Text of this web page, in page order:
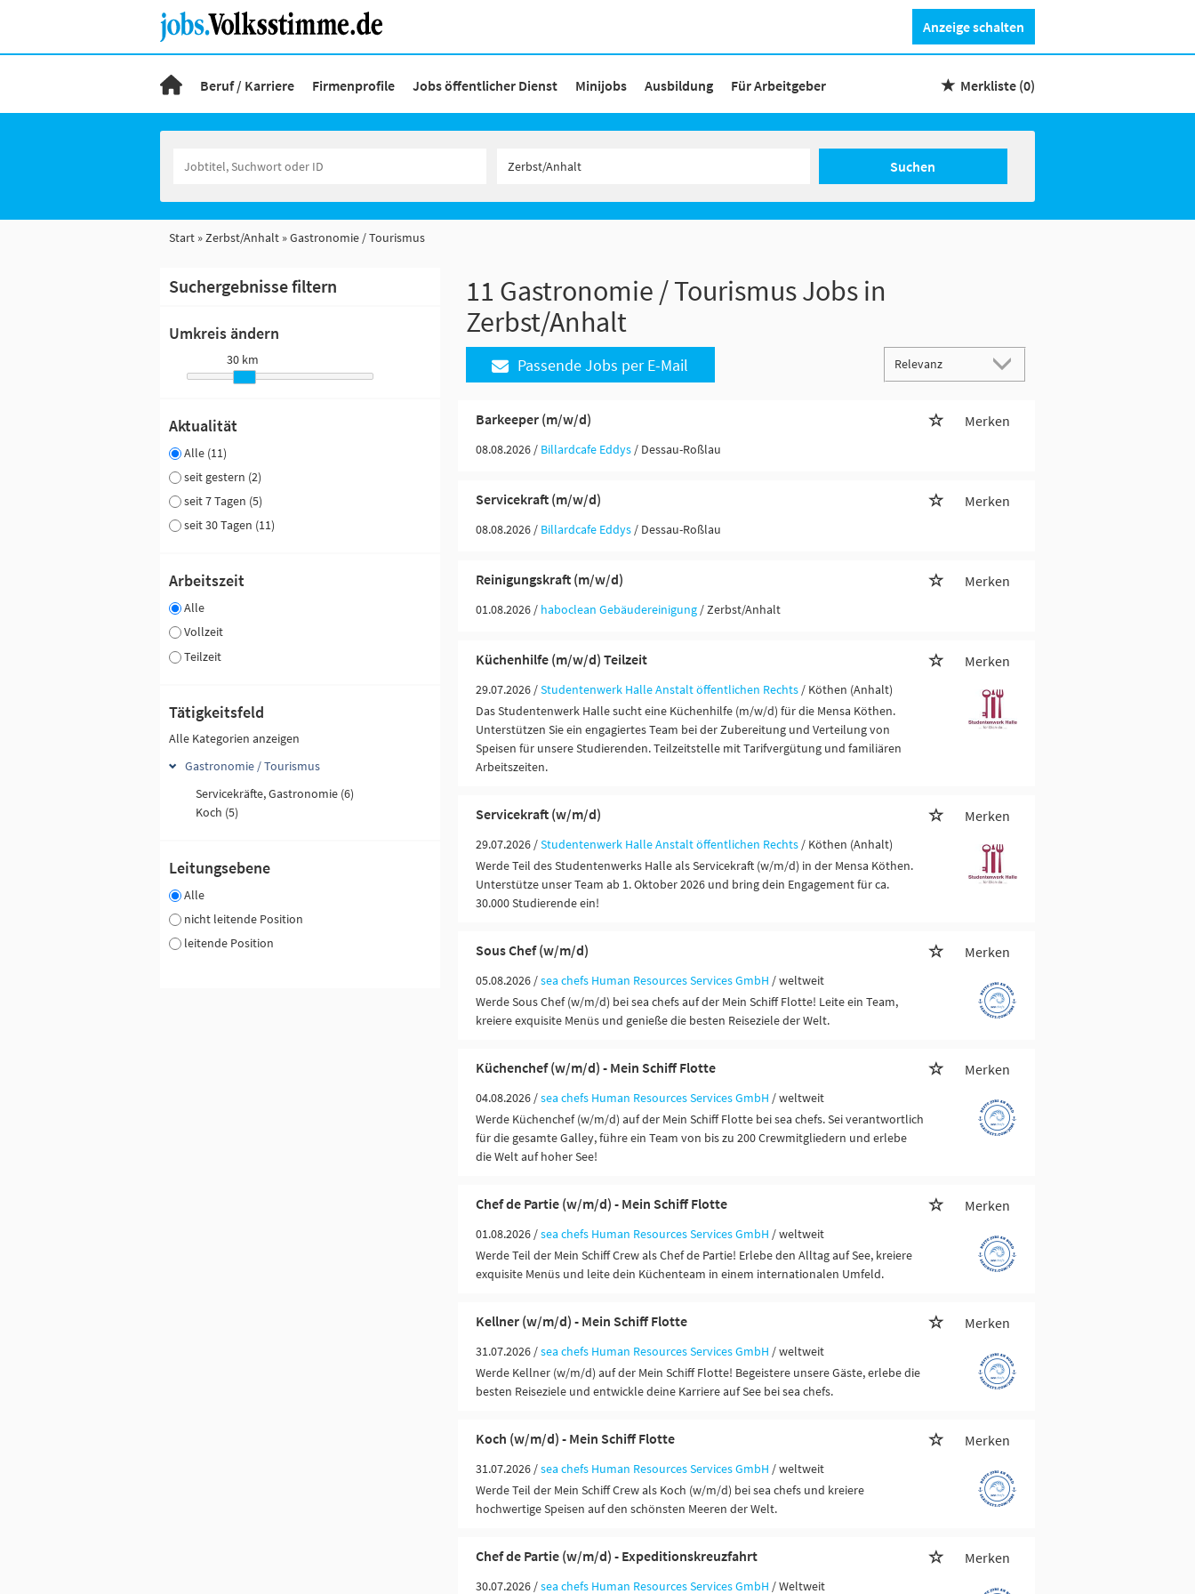
Anzeige schalten
Beruf / Karriere Firmenprofile Jobs öffentlicher Dienst Minijobs Ausbildung Für Arbeitgeber Merkliste (0)
Suchen
Start Zerbst/Anhalt Gastronomie / Tourismus
Suchergebnisse filtern
Umkreis ändern
30 km
Aktualität
Alle (11)
seit gestern (2)
seit 7 Tagen (5)
seit 30 Tagen (11)
Arbeitszeit
Alle
Vollzeit
Teilzeit
Tätigkeitsfeld
Alle Kategorien anzeigen
Gastronomie / Tourismus
Servicekräfte, Gastronomie (6)
Koch (5)
Leitungsebene
Alle
nicht leitende Position
leitende Position
11 Gastronomie / Tourismus Jobs in
Zerbst/Anhalt
Passende Jobs per E-Mail
Barkeeper (m/w/d) Merken
08.08.2026 / Billardcafe Eddys / Dessau-Roßlau
Servicekraft (m/w/d) Merken
08.08.2026 / Billardcafe Eddys / Dessau-Roßlau
Reinigungskraft (m/w/d) Merken
01.08.2026 / haboclean Gebäudereinigung / Zerbst/Anhalt
Küchenhilfe (m/w/d) Teilzeit Merken
29.07.2026 /Studentenwerk Halle Anstalt öffentlichen Rechts / Köthen (Anhalt)
Das Studentenwerk Halle sucht eine Küchenhilfe (m/w/d) für die Mensa Köthen.
Unterstützen Sie ein engagiertes Team bei der Zubereitung und Verteilung von
Speisen für unsere Studierenden. Teilzeitstelle mit Tarifvergütung und familiären
Arbeitszeiten.
Servicekraft (w/m/d) Merken
29.07.2026 /Studentenwerk Halle Anstalt öffentlichen Rechts / Köthen (Anhalt)
Werde Teil des Studentenwerks Halle als Servicekraft (w/m/d) in der Mensa Köthen.
Unterstütze unser Team ab 1. Oktober 2026 und bring dein Engagement für ca.
30.000 Studierende ein!
Sous Chef (w/m/d) Merken
05.08.2026 /sea chefs Human Resources Services GmbH / weltweit
Werde Sous Chef (w/m/d) bei sea chefs auf der Mein Schiff Flotte! Leite ein Team,
kreiere exquisite Menüs und genieße die besten Reiseziele der Welt.
Küchenchef (w/m/d) - Mein Schiff Flotte Merken
04.08.2026 /sea chefs Human Resources Services GmbH / weltweit
Werde Küchenchef (w/m/d) auf der Mein Schiff Flotte bei sea chefs. Sei verantwortlich
für die gesamte Galley, führe ein Team von bis zu 200 Crewmitgliedern und erlebe
die Welt auf hoher See!
Chef de Partie (w/m/d) - Mein Schiff Flotte Merken
01.08.2026 /sea chefs Human Resources Services GmbH / weltweit
Werde Teil der Mein Schiff Crew als Chef de Partie! Erlebe den Alltag auf See, kreiere
exquisite Menüs und leite dein Küchenteam in einem internationalen Umfeld.
Kellner (w/m/d) - Mein Schiff Flotte Merken
31.07.2026 /sea chefs Human Resources Services GmbH / weltweit
Werde Kellner (w/m/d) auf der Mein Schiff Flotte! Begeistere unsere Gäste, erlebe die
besten Reiseziele und entwickle deine Karriere auf See bei sea chefs.
Koch (w/m/d) - Mein Schiff Flotte Merken
31.07.2026 /sea chefs Human Resources Services GmbH / weltweit
Werde Teil der Mein Schiff Crew als Koch (w/m/d) bei sea chefs und kreiere
hochwertige Speisen auf den schönsten Meeren der Welt.
Chef de Partie (w/m/d) - Expeditionskreuzfahrt Merken
30.07.2026 /sea chefs Human Resources Services GmbH / Weltweit